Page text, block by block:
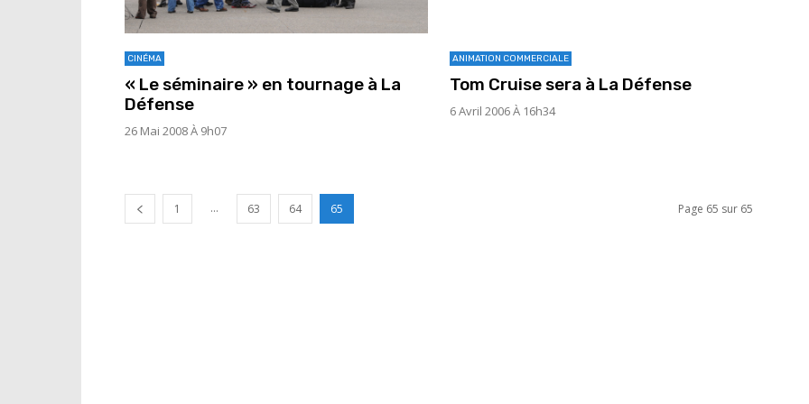
CINÉMA
« Le séminaire » en tournage à La
Défense
26 Mai 2008 À 9h07
ANIMATION COMMERCIALE
Tom Cruise sera à La Défense
6 Avril 2006 À 16h34
1 ... 63 64 65 Page 65 sur 65